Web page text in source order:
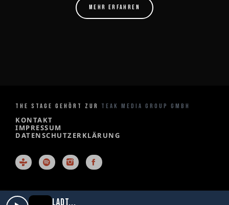
MEHR ERFAHREN
THE STAGE GEHÖRT ZUR TEAK MEDIA GROUP GMBH
KONTAKT
IMPRESSUM
DATENSCHUTZERKLÄRUNG